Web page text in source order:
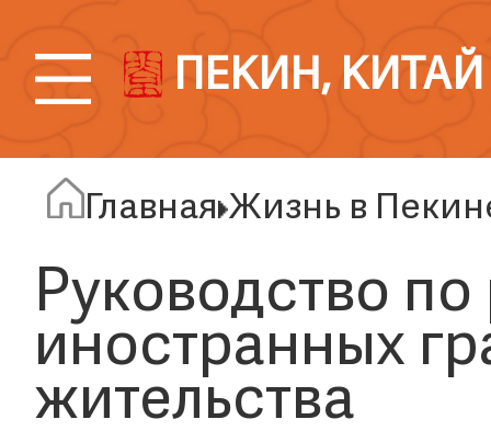
ПЕКИН, КИТАЙ
Главная Жизнь в
Руководство
иностранных
жительства